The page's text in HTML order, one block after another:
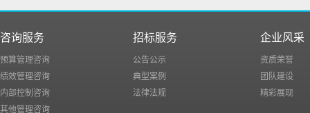
咨询服务
预算管理咨询
绩效管理咨询
内部控制咨询
其他管理咨询
招标服务
公告公示
典型案例
法律法规
企业风采
资质荣誉
团队建设
精彩展现